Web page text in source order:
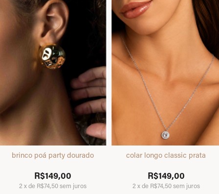
brinco poá party dourado
R$149,00
2 xde R$74,50sem juros
colar longo classic prata
R$149,00
2 xde R$74,50sem juros